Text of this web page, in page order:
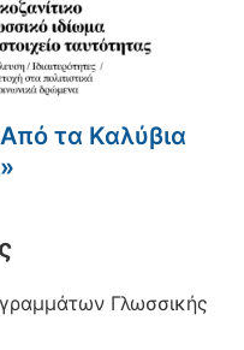
τα Καλύβια
Γλωσσικής